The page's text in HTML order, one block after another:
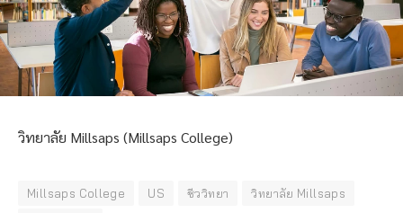
วิทยาลัย Millsaps (Millsaps College)
Millsaps College US ชีววิทยา
วิทยาลัย Millsaps